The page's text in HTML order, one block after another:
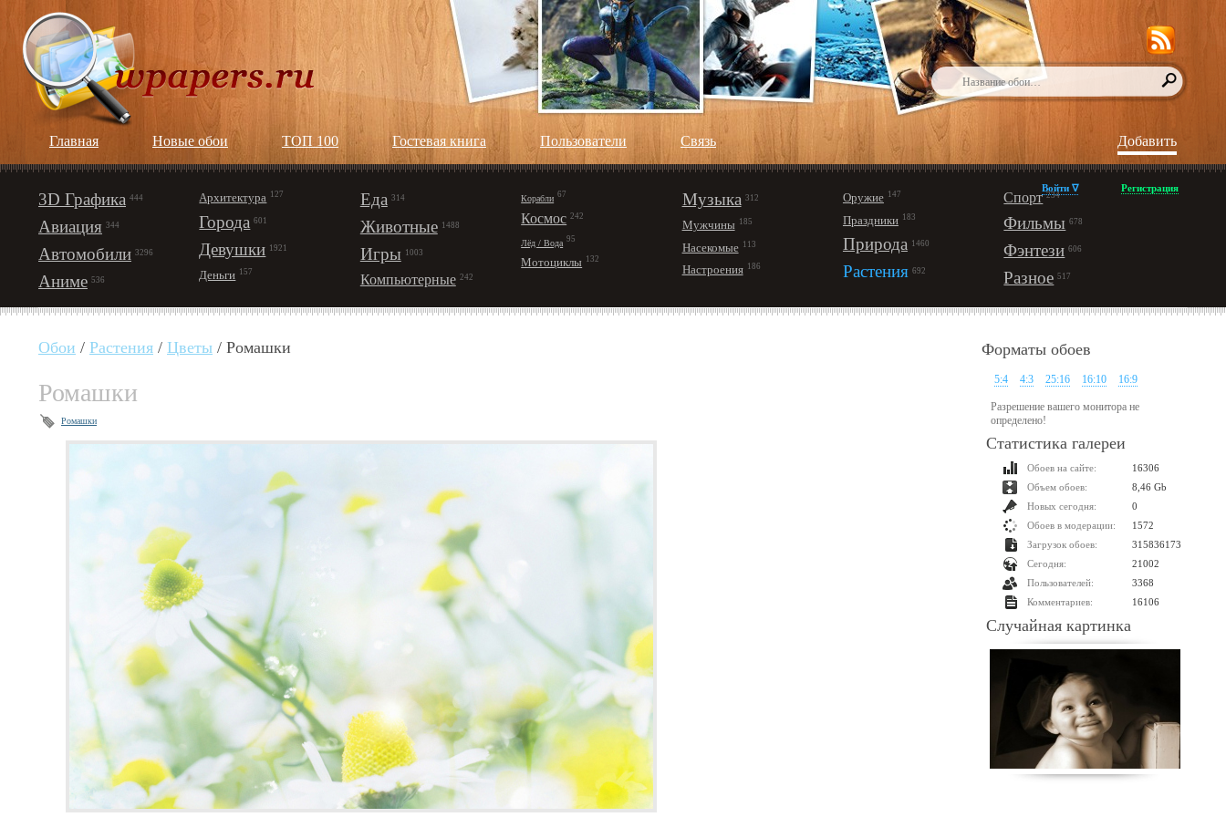
Главная Новые обои ТОП 100 Гостевая книга Пользователи Cвязь Добавить
3D Графика 444
Авиация 344
Автомобили 3296
Аниме 536
Архитектура 127
Города 601
Девушки 1921
Деньги 157
Еда 314
Животные 1488
Игры 1003
Компьютерные 242
Корабли 67
Космос 242
Лёд / Вода 95
Мотоциклы 132
Музыка 312
Мужчины 185
Насекомые 113
Настроения 186
Оружие 147
Праздники 183
Природа 1460
Растения 692
Спорт 234
Фильмы 678
Фэнтези 606
Разное 517
Войти ∇ Регистрация
Обои / Растения / Цветы / Ромашки
Ромашки
Ромашки
Форматы обоев
5:4 4:3 25:16 16:10 16:9
Разрешение вашего монитора не
определено!
Статистика галереи
Обоев на сайте:
16306
Объем обоев:
8,46 Gb
Новых сегодня:
0
Обоев в модерации:
1572
Загрузок обоев:
315836173
Сегодня:
21002
Пользователей:
3368
Комментариев:
16106
Случайная картинка